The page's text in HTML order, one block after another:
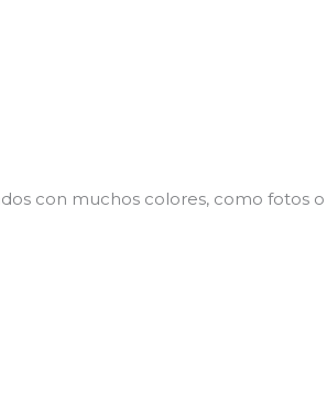
con muchos colores, como fotos